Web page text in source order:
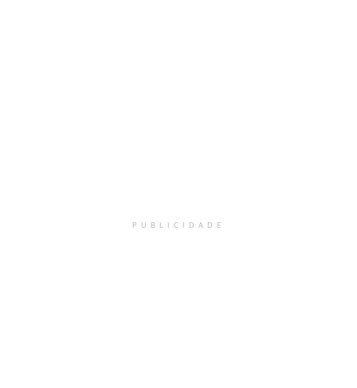
PUBLICIDADE